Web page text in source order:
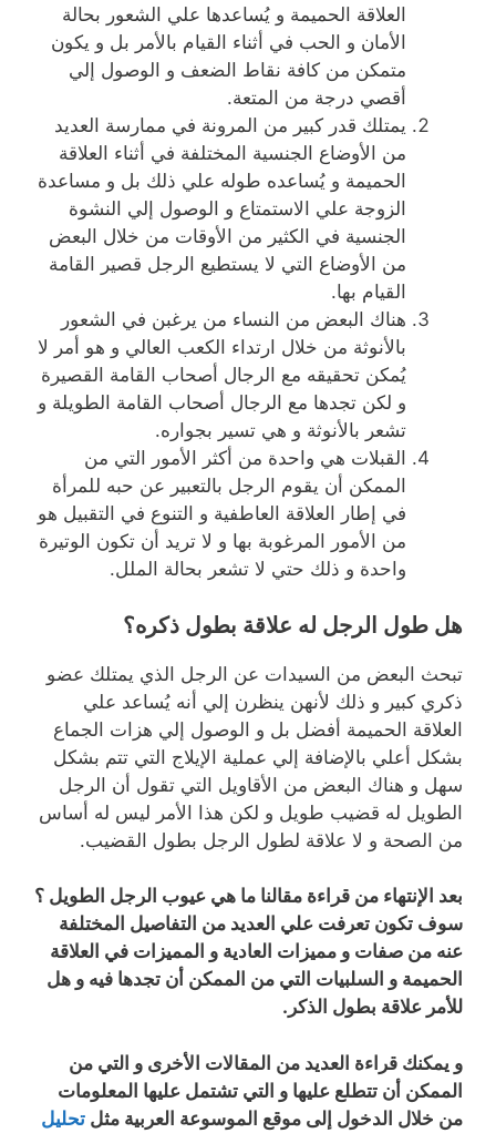
العلاقة الحميمة و يُساعدها علي الشعور بحالة
الأمان و الحب في أثناء القيام بالأمر بل و يكون
متمكن من كافة نقاط الضعف و الوصول إلي
أقصي درجة من المتعة.
يمتلك قدر كبير من المرونة في ممارسة العديد
من الأوضاع الجنسية المختلفة في أثناء العلاقة
الحميمة و يُساعده طوله علي ذلك بل و مساعدة
الزوجة علي الاستمتاع و الوصول إلي النشوة
الجنسية في الكثير من الأوقات من خلال البعض
من الأوضاع التي لا يستطيع الرجل قصير القامة
القيام بها.
هناك البعض من النساء من يرغبن في الشعور
بالأنوثة من خلال ارتداء الكعب العالي و هو أمر لا
يُمكن تحقيقه مع الرجال أصحاب القامة القصيرة
و لكن تجدها مع الرجال أصحاب القامة الطويلة و
تشعر بالأنوثة و هي تسير بجواره.
القبلات هي واحدة من أكثر الأمور التي من
الممكن أن يقوم الرجل بالتعبير عن حبه للمرأة
في إطار العلاقة العاطفية و التنوع في التقبيل هو
من الأمور المرغوبة بها و لا تريد أن تكون الوتيرة
واحدة و ذلك حتي لا تشعر بحالة الملل.
هل طول الرجل له علاقة بطول ذكره؟
تبحث البعض من السيدات عن الرجل الذي يمتلك عضو
ذكري كبير و ذلك لأنهن ينظرن إلي أنه يُساعد علي
العلاقة الحميمة أفضل بل و الوصول إلي هزات الجماع
بشكل أعلي بالإضافة إلي عملية الإيلاج التي تتم بشكل
سهل و هناك البعض من الأقاويل التي تقول أن الرجل
الطويل له قضيب طويل و لكن هذا الأمر ليس له أساس
من الصحة و لا علاقة لطول الرجل بطول القضيب.
بعد الإنتهاء من قراءة مقالنا ما هي عيوب الرجل الطويل ؟
سوف تكون تعرفت علي العديد من التفاصيل المختلفة
عنه من صفات و مميزات العادية و المميزات في العلاقة
الحميمة و السلبيات التي من الممكن أن تجدها فيه و هل
للأمر علاقة بطول الذكر.
و يمكنك قراءة العديد من المقالات الأخرى و التي من
الممكن أن تتطلع عليها و التي تشتمل عليها المعلومات
من خلال الدخول إلى موقع الموسوعة العربية مثل تحليل